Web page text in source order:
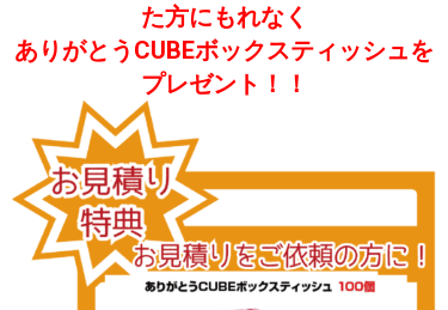
た方にもれなく
ありがとうCUBEボックスティッシュを
プレゼント！！